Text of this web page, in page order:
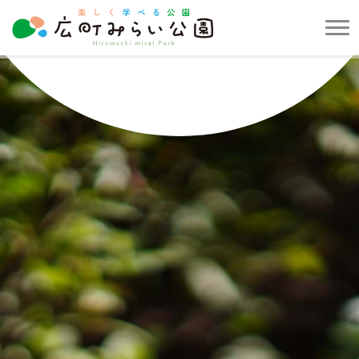
し
く
べ
る
公
園
み
ら
い
公
園
メ
ュ
ー
を
開
閉